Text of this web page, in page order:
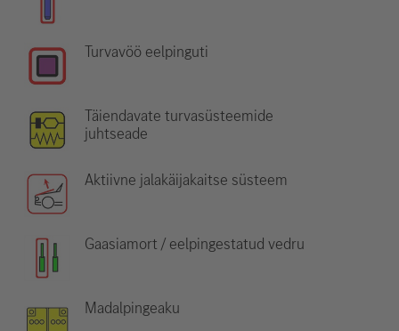
Turvavöö eelpinguti
Täiendavate turvasüsteemide
juhtseade
Aktiivne jalakäijakaitse süsteem
Gaasiamort / eelpingestatud vedru
Madalpingeaku